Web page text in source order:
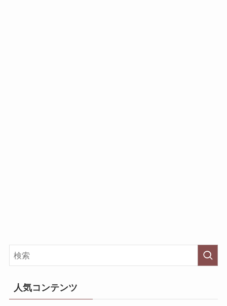
人気コンテンツ